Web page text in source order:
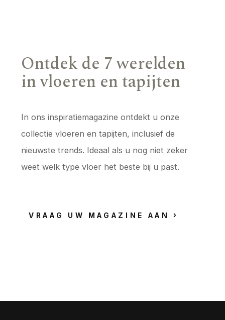
Ontdek de 7 werelden
in vloeren en tapijten
In ons inspiratiemagazine ontdekt u onze
collectie vloeren en tapijten, inclusief de
nieuwste trends. Ideaal als u nog niet zeker
weet welk type vloer het beste bij u past.
VRAAG UW MAGAZINE AAN